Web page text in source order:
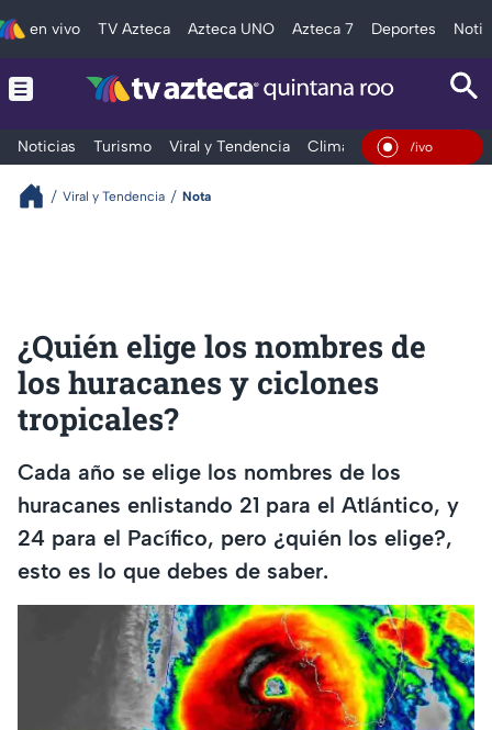
en vivo TV Azteca Azteca UNO Azteca 7 Deportes
Noticias Turismo Viral y Tendencia Clima Tráfico
En Vivo
Viral y Tendencia Nota
¿Quién elige los nombres de
los huracanes y ciclones
tropicales?
Cada año se elige los nombres de los
huracanes enlistando 21 para el Atlántico, y
24 para el Pacífico, pero ¿quién los elige?,
esto es lo que debes de saber.